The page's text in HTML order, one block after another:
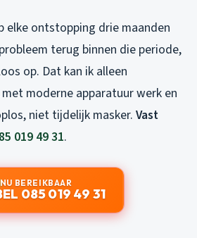
elke ontstopping drie maanden
terug binnen die periode,
op. Dat kan ik alleen
moderne apparatuur werk en
niet tijdelijk masker. Vast
019 49 31.
NU BEREIKBAAR
085 019 49 31